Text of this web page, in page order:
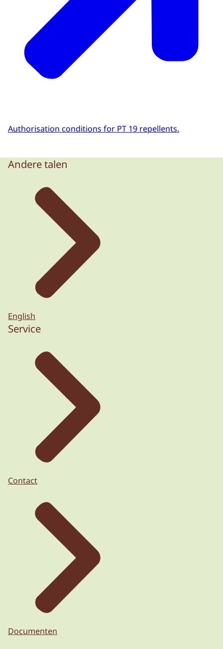
Authorisation conditions for PT 19 repellents.
Andere talen
English
Service
Contact
Documenten